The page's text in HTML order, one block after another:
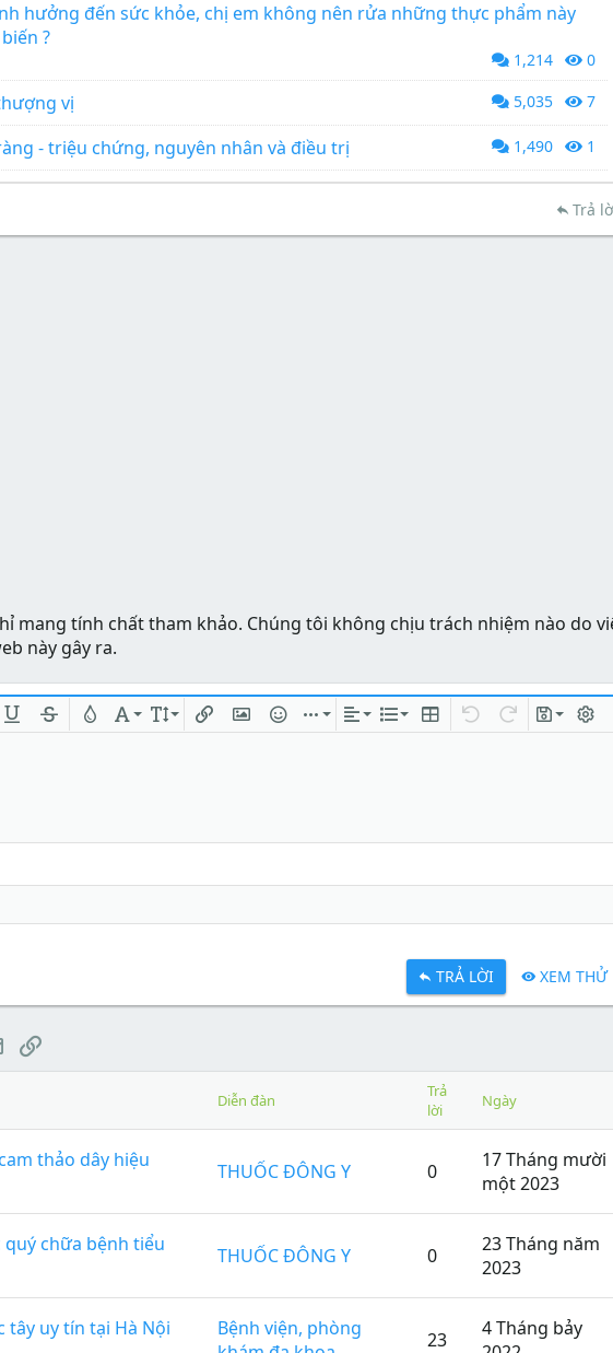
hưởng đến sức khỏe, chị em không nên rửa những thực phẩm này
?
0
1,214
vị 7
5,035
- triệu chứng, nguyên nhân và điều trị 1
1,490
Trả
mang tính chất tham khảo. Chúng tôi không chịu trách nhiệm nào do
này gây ra.
TRẢ LỜI XEM THỬ
EmailLink
Diễn đàn
Trả
lời
Ngày
thảo dây hiệu
THUỐC ĐÔNG Y 0
17 Tháng mười
một 2023
quý chữa bệnh tiểu
THUỐC ĐÔNG Y 0
23 Tháng năm
2023
tây uy tín tại Hà Nội
Bệnh viện, phòng
23
4 Tháng bảy